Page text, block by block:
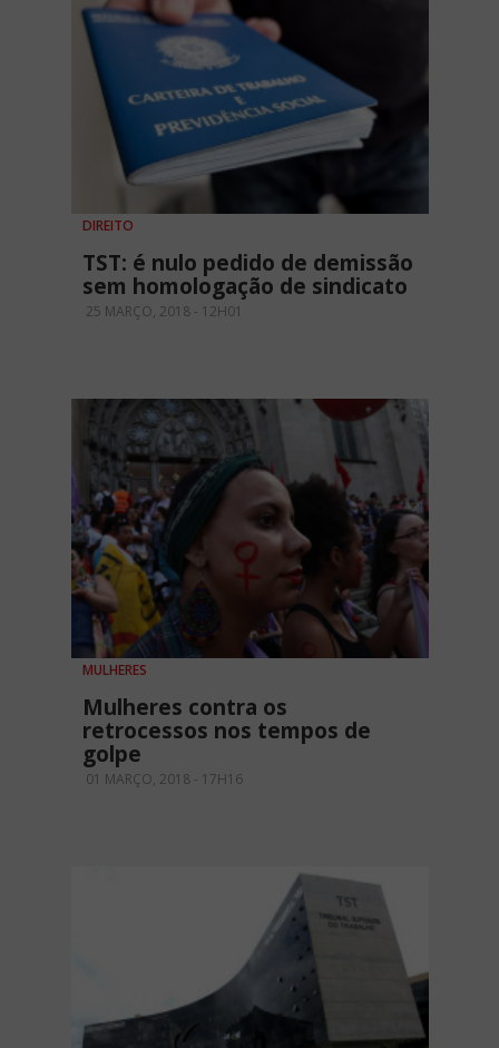
DIREITO
TST: é nulo pedido de demissão
sem homologação de sindicato
25 MARÇO, 2018 - 12H01
MULHERES
Mulheres contra os
retrocessos nos tempos de
golpe
01 MARÇO, 2018 - 17H16